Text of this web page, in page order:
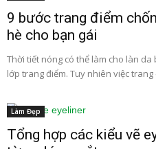
9 bước trang điểm
hè cho bạn gái
Thời tiết nóng có thể làm cho làn
lớp trang điểm. Tuy nhiên việc trang
Làm Đẹp
Tổng hợp các kiểu vẽ